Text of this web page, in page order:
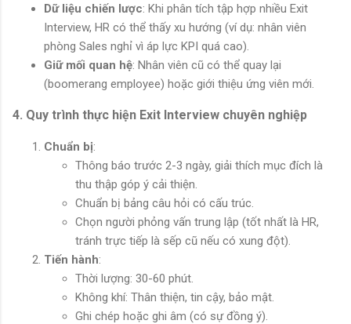
Dữ liệu chiến lược: Khi phân tích tập hợp nhiều Exit
Interview, HR có thể thấy xu hướng (ví dụ: nhân viên
phòng Sales nghỉ vì áp lực KPI quá cao).
Giữ mối quan hệ: Nhân viên cũ có thể quay lại
(boomerang employee) hoặc giới thiệu ứng viên mới.
4. Quy trình thực hiện Exit Interview chuyên nghiệp
Chuẩn bị:
Thông báo trước 2-3 ngày, giải thích mục đích là
thu thập góp ý cải thiện.
Chuẩn bị bảng câu hỏi có cấu trúc.
Chọn người phỏng vấn trung lập (tốt nhất là HR,
tránh trực tiếp là sếp cũ nếu có xung đột).
Tiến hành:
Thời lượng: 30-60 phút.
Không khí: Thân thiện, tin cậy, bảo mật.
Ghi chép hoặc ghi âm (có sự đồng ý).